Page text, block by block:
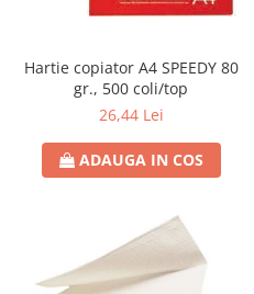
Hartie copiator A4 SPEEDY 80
gr., 500 coli/top
26,44 Lei
ADAUGA IN COS